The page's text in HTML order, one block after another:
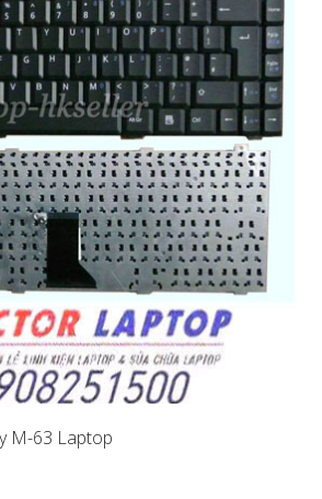
M-63 Laptop